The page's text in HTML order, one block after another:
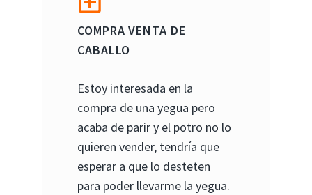
COMPRA VENTA DE
CABALLO
Estoy interesada en la
compra de una yegua pero
acaba de parir y el potro no lo
quieren vender, tendría que
esperar a que lo desteten
para poder llevarme la yegua.